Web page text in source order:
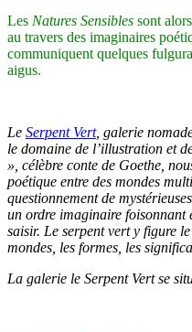
Les Natures Sensibles sont
au travers des imaginaires
communiquent quelques
aigus.
Le Serpent Vert, galerie
le domaine de l’illustration et
», célèbre conte de Goethe,
poétique entre des mondes
questionnement de
un ordre imaginaire foisonnant
saisir. Le serpent vert y figure
mondes, les formes, les
La galerie le Serpent Vert se